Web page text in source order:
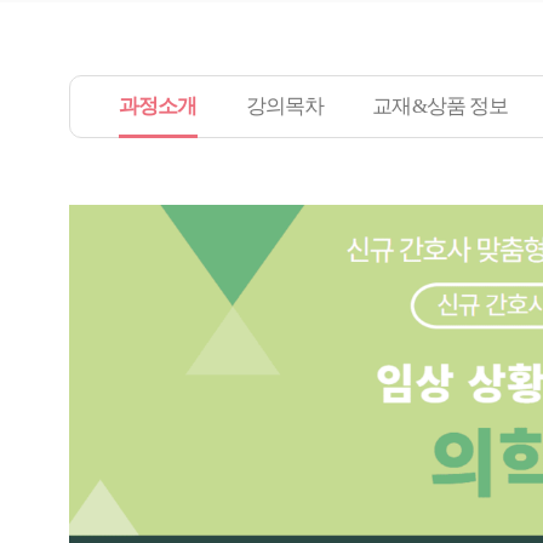
과정소개 강의목차 교재&상품 정보